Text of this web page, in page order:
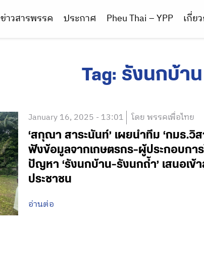
ข่าวสารพรรค ประกาศ Pheu Thai – YPP เกี่ย
Tag: รังนกบ้าน
January 16, 2025 - 13:01 โดย พรรคเพื่อไทย
‘สกุณา สาระนันท์’ เผยนำทีม ‘กมธ
ฟังข้อมูลจากเกษตรกร-ผู้ประกอบกา
ปัญหา ‘รังนกบ้าน-รังนกถ้ำ’ เสนอเข้
ประชาชน
อ่านต่อ